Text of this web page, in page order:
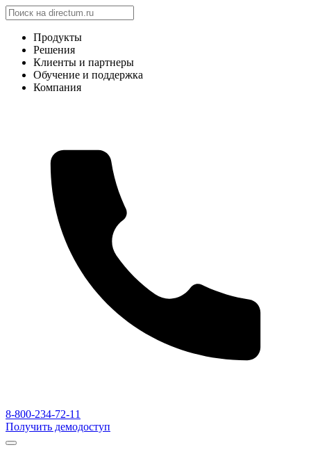
Продукты
Решения
Клиенты и партнеры
Обучение и поддержка
Компания
8-800-234-72-11
Получить демодоступ